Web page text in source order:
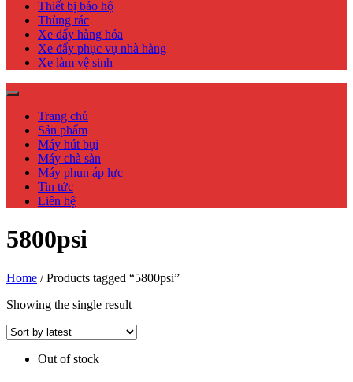
Thiết bị bảo hộ
Thùng rác
Xe đẩy hàng hóa
Xe đẩy phục vụ nhà hàng
Xe làm vệ sinh
Trang chủ
Sản phẩm
Máy hút bụi
Máy chà sàn
Máy phun áp lực
Tin tức
Liên hệ
5800psi
Home / Products tagged “5800psi”
Showing the single result
Out of stock